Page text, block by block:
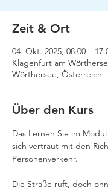
Zeit & Ort
04. Okt. 2025, 08:00 –
Klagenfurt am
Wörthersee, Österreich
Über den Kurs
Das Lernen Sie im
sich vertraut mit den
Personenverkehr.
Die Straße ruft, doch